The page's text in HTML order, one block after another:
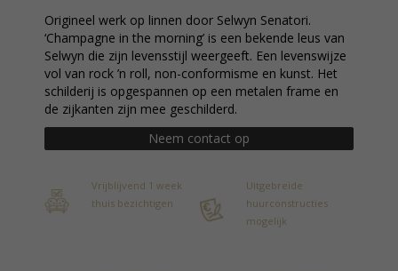
Origineel werk op linnen door Selwyn Senatori.
‘Champagne in the morning’ is een bekende leus van
Selwyn die zijn levensstijl weergeeft. Een levenswijze
vol van rock ’n roll, non-conformisme en kunst. Het
schilderij is opgespannen op een metalen frame en
de zijkanten zijn mee geschilderd.
Neem contact op
Vrijblijvend 1 week
thuis bezichtigen
Uitgebreide
huurconstructies
mogelijk